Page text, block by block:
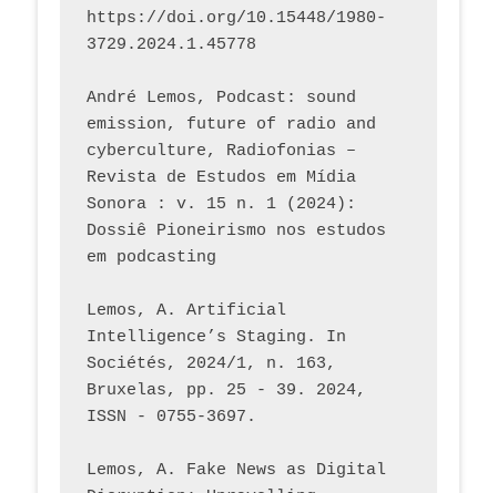
https://doi.org/10.15448/1980-
3729.2024.1.45778
André Lemos, Podcast: sound
emission, future of radio and
cyberculture, Radiofonias –
Revista de Estudos em Mídia
Sonora : v. 15 n. 1 (2024):
Dossiê Pioneirismo nos estudos
em podcasting
Lemos, A. Artificial
Intelligence’s Staging. In
Sociétés, 2024/1, n. 163,
Bruxelas, pp. 25 - 39. 2024,
ISSN - 0755-3697.
Lemos, A. Fake News as Digital